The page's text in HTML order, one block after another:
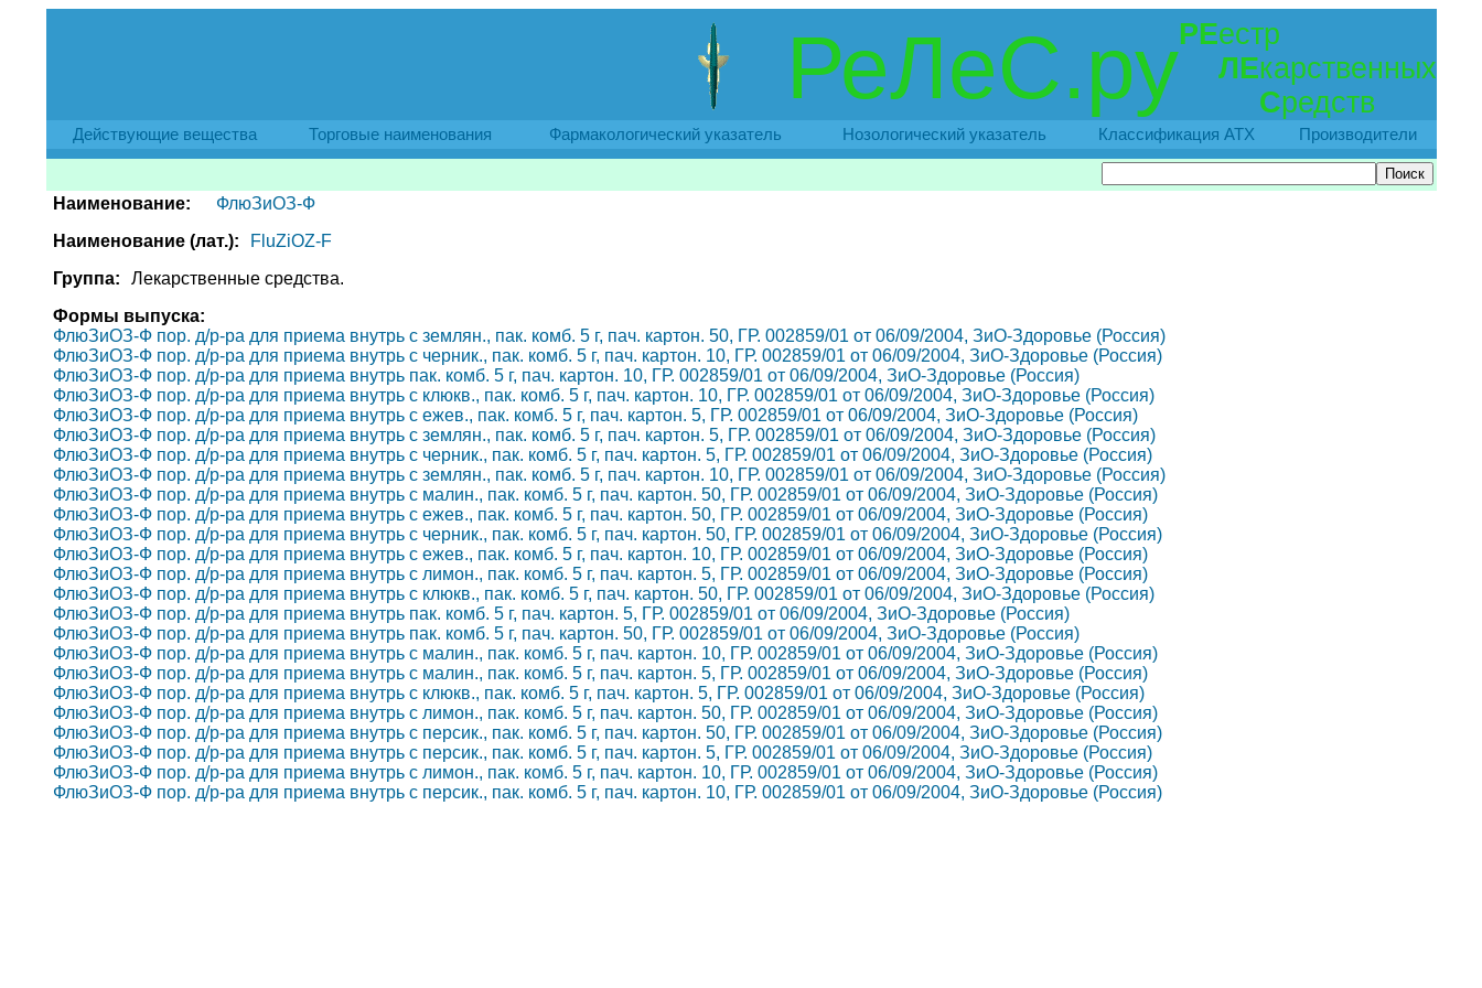
РеЛеС.руРЕестр
ЛЕкарственных
Средств
Действующие вещества Торговые наименования Фармакологический указатель Нозологический указатель Классификация АТХ Производители
Наименование:
ФлюЗиОЗ-Ф
Наименование (лат.):
FluZiOZ-F
Группа:
Лекарственные средства.
Формы выпуска:
ФлюЗиОЗ-Ф пор. д/р-ра для приема внутрь с землян., пак. комб. 5 г, пач. картон. 50, ГР. 002859/01 от 06/09/2004, ЗиО-Здоровье (Россия)
ФлюЗиОЗ-Ф пор. д/р-ра для приема внутрь с черник., пак. комб. 5 г, пач. картон. 10, ГР. 002859/01 от 06/09/2004, ЗиО-Здоровье (Россия)
ФлюЗиОЗ-Ф пор. д/р-ра для приема внутрь пак. комб. 5 г, пач. картон. 10, ГР. 002859/01 от 06/09/2004, ЗиО-Здоровье (Россия)
ФлюЗиОЗ-Ф пор. д/р-ра для приема внутрь с клюкв., пак. комб. 5 г, пач. картон. 10, ГР. 002859/01 от 06/09/2004, ЗиО-Здоровье (Россия)
ФлюЗиОЗ-Ф пор. д/р-ра для приема внутрь с ежев., пак. комб. 5 г, пач. картон. 5, ГР. 002859/01 от 06/09/2004, ЗиО-Здоровье (Россия)
ФлюЗиОЗ-Ф пор. д/р-ра для приема внутрь с землян., пак. комб. 5 г, пач. картон. 5, ГР. 002859/01 от 06/09/2004, ЗиО-Здоровье (Россия)
ФлюЗиОЗ-Ф пор. д/р-ра для приема внутрь с черник., пак. комб. 5 г, пач. картон. 5, ГР. 002859/01 от 06/09/2004, ЗиО-Здоровье (Россия)
ФлюЗиОЗ-Ф пор. д/р-ра для приема внутрь с землян., пак. комб. 5 г, пач. картон. 10, ГР. 002859/01 от 06/09/2004, ЗиО-Здоровье (Россия)
ФлюЗиОЗ-Ф пор. д/р-ра для приема внутрь с малин., пак. комб. 5 г, пач. картон. 50, ГР. 002859/01 от 06/09/2004, ЗиО-Здоровье (Россия)
ФлюЗиОЗ-Ф пор. д/р-ра для приема внутрь с ежев., пак. комб. 5 г, пач. картон. 50, ГР. 002859/01 от 06/09/2004, ЗиО-Здоровье (Россия)
ФлюЗиОЗ-Ф пор. д/р-ра для приема внутрь с черник., пак. комб. 5 г, пач. картон. 50, ГР. 002859/01 от 06/09/2004, ЗиО-Здоровье (Россия)
ФлюЗиОЗ-Ф пор. д/р-ра для приема внутрь с ежев., пак. комб. 5 г, пач. картон. 10, ГР. 002859/01 от 06/09/2004, ЗиО-Здоровье (Россия)
ФлюЗиОЗ-Ф пор. д/р-ра для приема внутрь с лимон., пак. комб. 5 г, пач. картон. 5, ГР. 002859/01 от 06/09/2004, ЗиО-Здоровье (Россия)
ФлюЗиОЗ-Ф пор. д/р-ра для приема внутрь с клюкв., пак. комб. 5 г, пач. картон. 50, ГР. 002859/01 от 06/09/2004, ЗиО-Здоровье (Россия)
ФлюЗиОЗ-Ф пор. д/р-ра для приема внутрь пак. комб. 5 г, пач. картон. 5, ГР. 002859/01 от 06/09/2004, ЗиО-Здоровье (Россия)
ФлюЗиОЗ-Ф пор. д/р-ра для приема внутрь пак. комб. 5 г, пач. картон. 50, ГР. 002859/01 от 06/09/2004, ЗиО-Здоровье (Россия)
ФлюЗиОЗ-Ф пор. д/р-ра для приема внутрь с малин., пак. комб. 5 г, пач. картон. 10, ГР. 002859/01 от 06/09/2004, ЗиО-Здоровье (Россия)
ФлюЗиОЗ-Ф пор. д/р-ра для приема внутрь с малин., пак. комб. 5 г, пач. картон. 5, ГР. 002859/01 от 06/09/2004, ЗиО-Здоровье (Россия)
ФлюЗиОЗ-Ф пор. д/р-ра для приема внутрь с клюкв., пак. комб. 5 г, пач. картон. 5, ГР. 002859/01 от 06/09/2004, ЗиО-Здоровье (Россия)
ФлюЗиОЗ-Ф пор. д/р-ра для приема внутрь с лимон., пак. комб. 5 г, пач. картон. 50, ГР. 002859/01 от 06/09/2004, ЗиО-Здоровье (Россия)
ФлюЗиОЗ-Ф пор. д/р-ра для приема внутрь с персик., пак. комб. 5 г, пач. картон. 50, ГР. 002859/01 от 06/09/2004, ЗиО-Здоровье (Россия)
ФлюЗиОЗ-Ф пор. д/р-ра для приема внутрь с персик., пак. комб. 5 г, пач. картон. 5, ГР. 002859/01 от 06/09/2004, ЗиО-Здоровье (Россия)
ФлюЗиОЗ-Ф пор. д/р-ра для приема внутрь с лимон., пак. комб. 5 г, пач. картон. 10, ГР. 002859/01 от 06/09/2004, ЗиО-Здоровье (Россия)
ФлюЗиОЗ-Ф пор. д/р-ра для приема внутрь с персик., пак. комб. 5 г, пач. картон. 10, ГР. 002859/01 от 06/09/2004, ЗиО-Здоровье (Россия)